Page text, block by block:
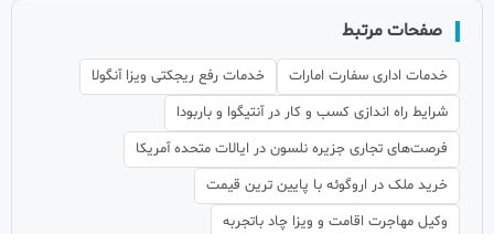
صفحات مرتبط
خدمات اداری سفارت امارات
خدمات رفع ریجکتی ویزا آنگولا
شرایط راه اندازی کسب و کار در آنتیگوا و باربودا
فرصت‌های تجاری جزیره نلسون در ایالات متحده آمریکا
خرید ملک در اروگوئه با پایین ترین قیمت
وکیل مهاجرت اقامت و ویزا چاد باتجربه